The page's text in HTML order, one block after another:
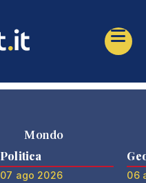
Mondo
Politica
07 ago 2026 06